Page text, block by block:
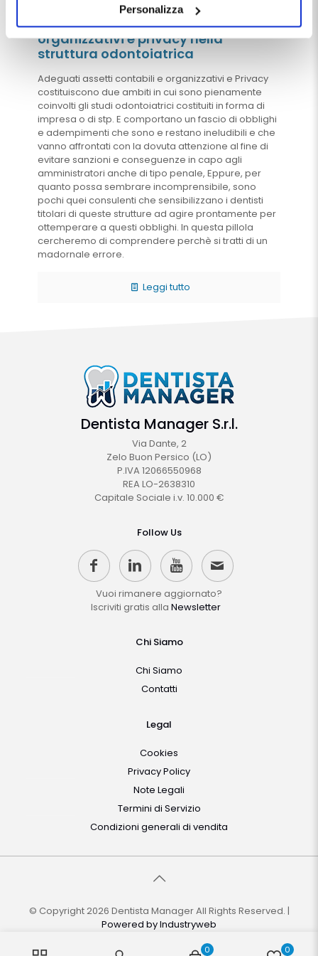
Personalizza
Pietro Paolo Mastinu il 15 Aprile 2025
Adeguati assetti contabili e
organizzativi e privacy nella
struttura odontoiatrica
Adeguati assetti contabili e organizzativi e Privacy
costituiscono due ambiti in cui sono pienamente
coinvolti gli studi odontoiatrici costituiti in forma di
impresa o di stp. E comportano un fascio di obblighi
e adempimenti che sono e restano ineludibili e che
vanno affrontati con la dovuta attenzione al fine di
evitare sanzioni e conseguenze in capo agli
amministratori anche di tipo penale, Eppure, per
quanto possa sembrare incomprensibile, sono
pochi quei consulenti che sensibilizzano i dentisti
titolari di queste strutture ad agire prontamente per
ottemperare a questi obblighi. In questa pillola
cercheremo di comprendere perchè si tratti di un
madornale errore.
Leggi tutto
Dentista Manager S.r.l.
Via Dante, 2
Zelo Buon Persico (LO)
P.IVA 12066550968
REA LO-2638310
Capitale Sociale i.v. 10.000 €
Follow Us
Vuoi rimanere aggiornato?
Iscriviti gratis alla Newsletter
Chi Siamo
Chi Siamo
Contatti
Legal
Cookies
Privacy Policy
Note Legali
Termini di Servizio
Condizioni generali di vendita
© Copyright 2026 Dentista Manager All Rights Reserved. |
Powered byIndustryweb
0 0